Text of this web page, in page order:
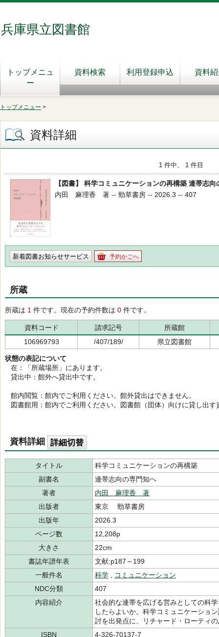
兵庫県立図書館
トップメニュ
ー
資料検索 利用登録申込 資料
トップメニュー >
資料詳細
1 件中、 1 件目
【図書】 科学コミュニケーションの再構築 連帯志向
内田 麻理香 著 -- 勁草書房 -- 2026.3 -- 407
新着図書お知らせサービス 予約かごへ
所蔵
所蔵は 1 件です。現在の予約件数は 0 件です。
資料コード 請求記号
所蔵館
106969793
/407/189/ 県立図書館
状態の表記について
在：「所蔵場所」にあります。
貸出中：館外へ貸出中です。
館内閲覧：館内でご利用ください。館外貸出はできません。
図書館用：館内でご利用ください。図書館（団体）向けに貸し出す
資料詳細 詳細切替
タイトル
科学コミュニケーションの再構築
副書名
連帯志向の専門知へ
著者
内田 麻理香 著
出版者
東京 勁草書房
出版年
2026.3
ページ数
12,208p
大きさ
22cm
書誌年譜年表
文献:p187～199
一般件名
科学
コミュニケーション
NDC分類
407
内容紹介
社会的な連帯を広げる営みとしての科
したらよいか。科学コミュニケーショ
討を出発点に、リチャード・ローティ
ISBN
4-326-70137-7